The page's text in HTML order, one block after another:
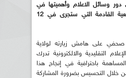
دور وسائل الاعلام وأهميتها في
انجاح الانتخابات التشريعية القادمة التي ستجرى في 12
صحفي على هامش زيارته لولاية
التقليدية والالكترونية تدرك
باحترافية في إنجاح هذا
خلال التحسيس بضرورة المشاركة